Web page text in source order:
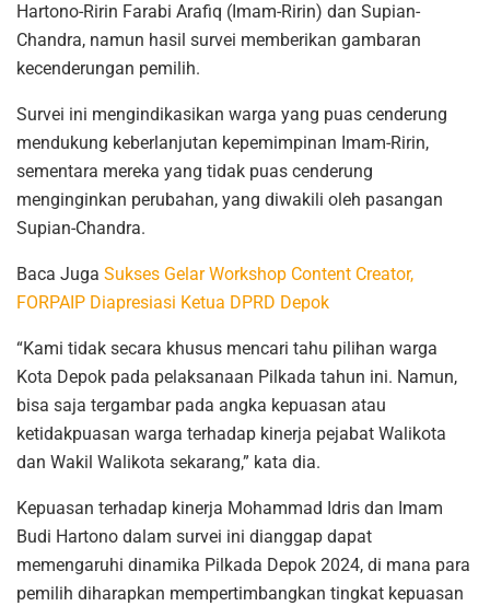
Hartono-Ririn Farabi Arafiq (Imam-Ririn) dan Supian-
Chandra, namun hasil survei memberikan gambaran
kecenderungan pemilih.
Survei ini mengindikasikan warga yang puas cenderung
mendukung keberlanjutan kepemimpinan Imam-Ririn,
sementara mereka yang tidak puas cenderung
menginginkan perubahan, yang diwakili oleh pasangan
Supian-Chandra.
Baca Juga Sukses Gelar Workshop Content Creator,
FORPAIP Diapresiasi Ketua DPRD Depok
“Kami tidak secara khusus mencari tahu pilihan warga
Kota Depok pada pelaksanaan Pilkada tahun ini. Namun,
bisa saja tergambar pada angka kepuasan atau
ketidakpuasan warga terhadap kinerja pejabat Walikota
dan Wakil Walikota sekarang,” kata dia.
Kepuasan terhadap kinerja Mohammad Idris dan Imam
Budi Hartono dalam survei ini dianggap dapat
memengaruhi dinamika Pilkada Depok 2024, di mana para
pemilih diharapkan mempertimbangkan tingkat kepuasan